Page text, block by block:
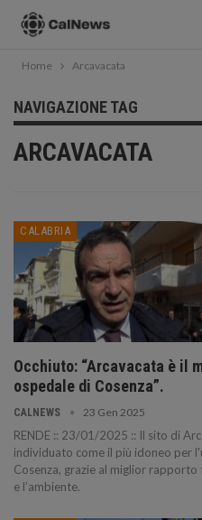
Home Arcavacata
NAVIGAZIONE TAG
ARCAVACATA
CALABRIA
Occhiuto: “Arcavacata è il
ospedale di Cosenza”.
CALNEWS 23 Gen 2025
RENDE :: 23/01/2025 :: Il sito di
individuato come il più idoneo per
Cosenza, grazie al miglior
e l’ambiente.